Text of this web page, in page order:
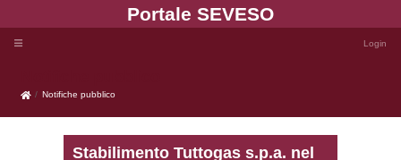
Portale
Notifiche pubblico
Notifiche pubblico